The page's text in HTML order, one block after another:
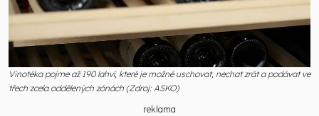
Vinotéka pojme až 190 lahví, které je možné uschovat, nechat zrát a podávat ve
třech zcela oddělených zónách (Zdroj: ASKO)
reklama